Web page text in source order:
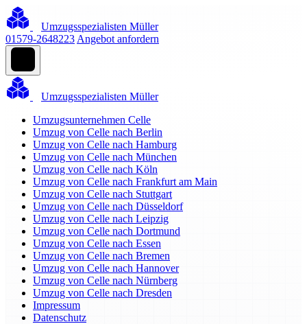
Umzugsspezialisten Müller
01579-2648223 Angebot anfordern
Umzugsspezialisten Müller
Umzugsunternehmen Celle
Umzug von Celle nach Berlin
Umzug von Celle nach Hamburg
Umzug von Celle nach München
Umzug von Celle nach Köln
Umzug von Celle nach Frankfurt am Main
Umzug von Celle nach Stuttgart
Umzug von Celle nach Düsseldorf
Umzug von Celle nach Leipzig
Umzug von Celle nach Dortmund
Umzug von Celle nach Essen
Umzug von Celle nach Bremen
Umzug von Celle nach Hannover
Umzug von Celle nach Nürnberg
Umzug von Celle nach Dresden
Impressum
Datenschutz